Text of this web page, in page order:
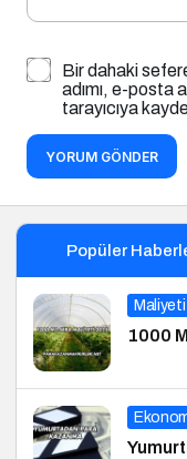
Bir dahaki
adımı, e-posta
tarayıcıya
YORUM GÖNDER
Popüler
Maliyeti
1000